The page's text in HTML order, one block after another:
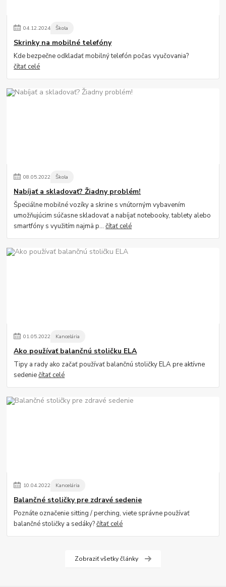
04.12.2024 Škola
Skrinky na mobilné telefóny
Kde bezpečne odkladať mobilný telefón počas vyučovania?
čítať celé
08.05.2022 Škola
Nabíjať a skladovať? Žiadny problém!
Špeciálne mobilné vozíky a skrine s vnútorným vybavením
umožňujúcim súčasne skladovať a nabíjať notebooky, tablety alebo
smartfóny s využitím najmä p...čítať celé
01.05.2022 Kancelária
Ako používať balančnú stoličku ELA
Tipy a rady ako začať používať balančnú stoličky ELA pre aktívne
sedeniečítať celé
10.04.2022 Kancelária
Balančné stoličky pre zdravé sedenie
Poznáte označenie sitting / perching, viete správne používať
balančné stoličky a sedáky?čítať celé
Zobraziť všetky články